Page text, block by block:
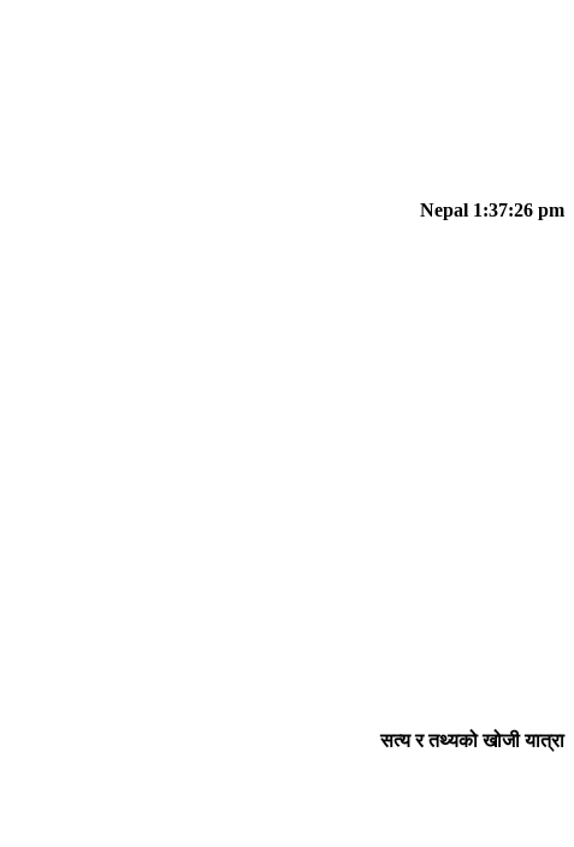
Nepal 1:37:26 pm
सत्य र तथ्यको खोजी यात्रा